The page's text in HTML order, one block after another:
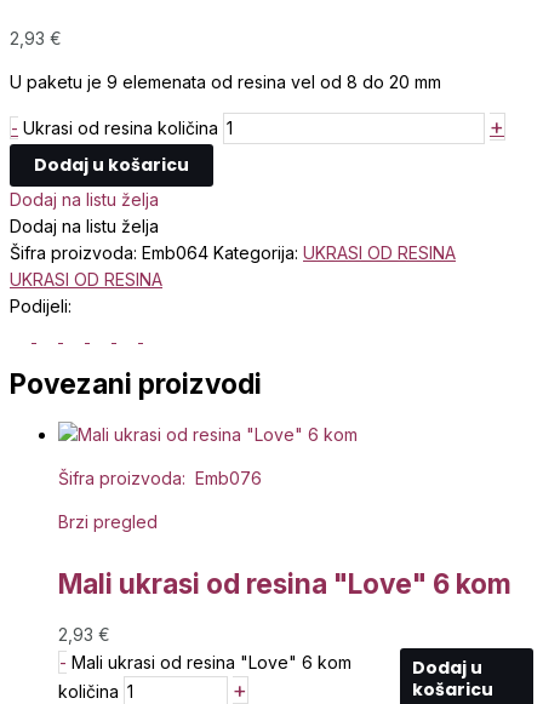
2,93 €
U paketu je 9 elemenata od resina vel od 8 do 20 mm
- Ukrasi od resina količina +
Dodaj u košaricu
Dodaj na listu želja
Dodaj na listu želja
Šifra proizvoda: Emb064 Kategorija: UKRASI OD RESINA
UKRASI OD RESINA
Podijeli:
Povezani proizvodi
Šifra proizvoda: Emb076
Brzi pregled
Mali ukrasi od resina "Love" 6 kom
2,93 €
- Mali ukrasi od resina "Love" 6 kom
količina
+
Dodaj u
košaricu